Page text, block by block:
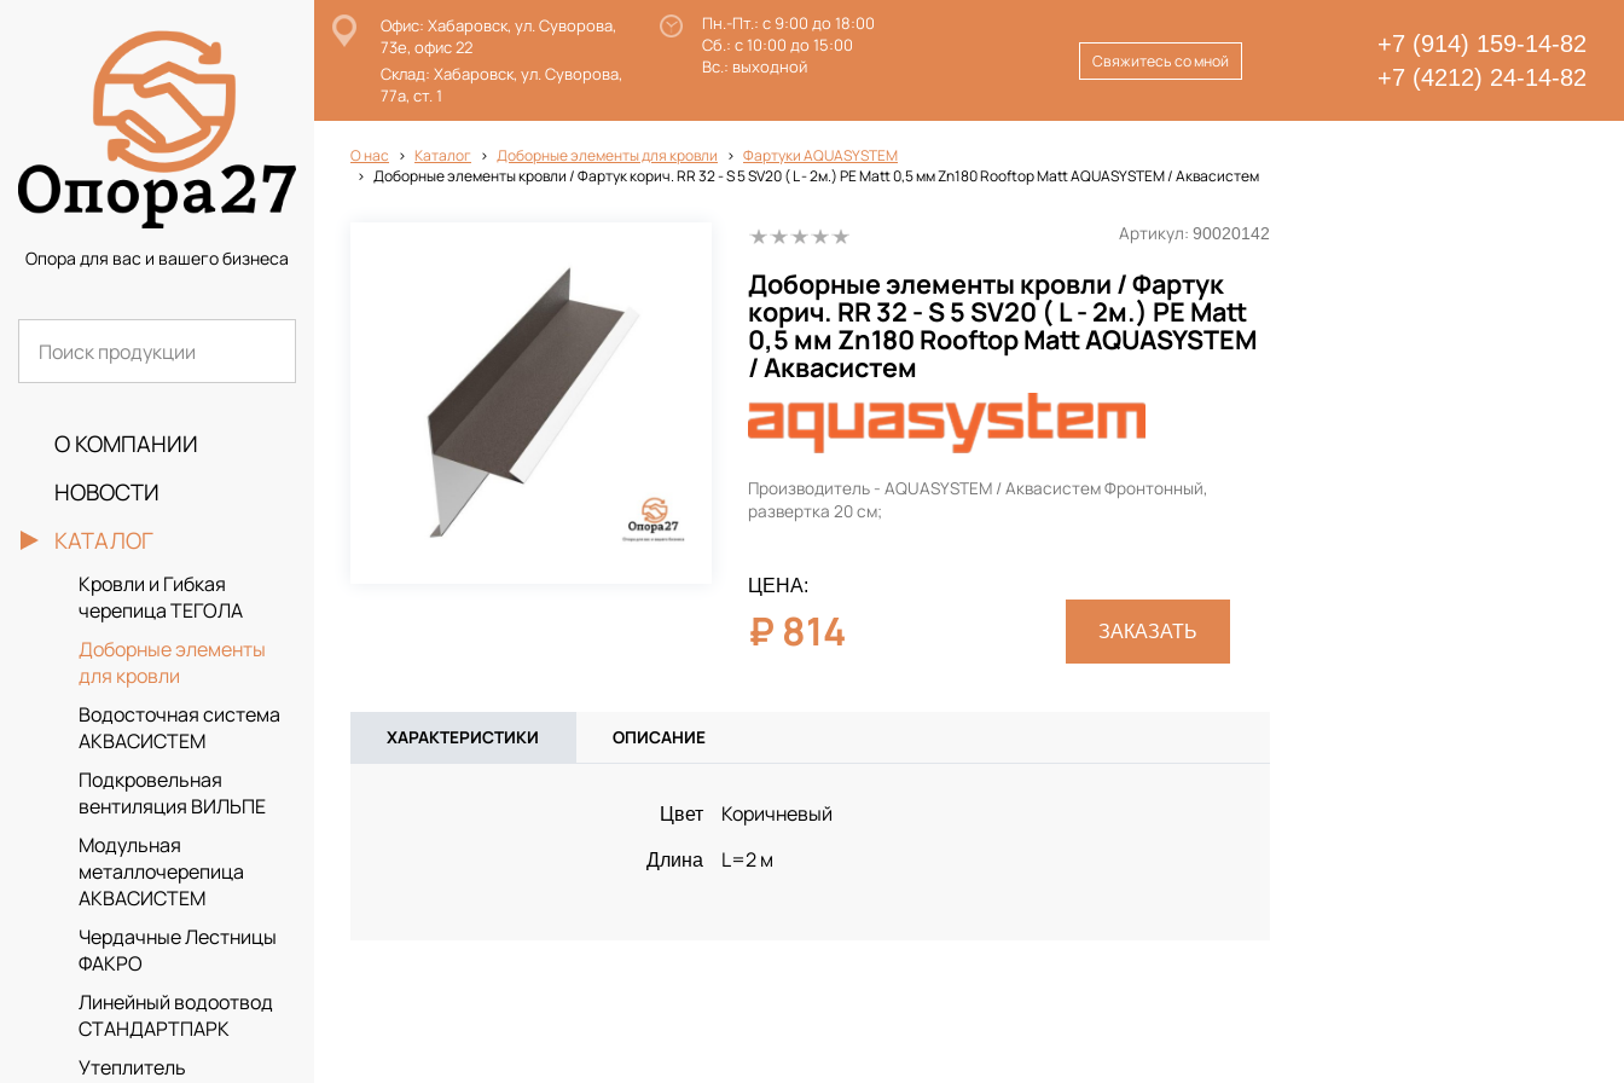
Опора для вас и вашего бизнеса
О КОМПАНИИ
НОВОСТИ
КАТАЛОГ
Кровли и Гибкая
черепица ТЕГОЛА
Доборные элементы
для кровли
Водосточная система
АКВАСИСТЕМ
Подкровельная
вентиляция ВИЛЬПЕ
Модульная
металлочерепица
АКВАСИСТЕМ
Чердачные Лестницы
ФАКРО
Линейный водоотвод
СТАНДАРТПАРК
Утеплитель
Офис: Хабаровск, ул. Суворова,
73е, офис 22
Склад: Хабаровск, ул. Суворова,
77а, ст. 1
Пн.-Пт.: с 9:00 до 18:00
Сб.: с 10:00 до 15:00
Вс.: выходной
+7 (914) 159-14-82
+7 (4212) 24-14-82
Свяжитесь со мной
О нас Каталог Доборные элементы для кровли
Фартуки AQUASYSTEM
Доборные элементы кровли / Фартук корич. RR 32 - S 5 SV20 ( L - 2м.) PE Matt 0,5 мм Zn180 Rooftop Matt AQUASYSTEM / Аквасистем
Артикул: 90020142
Доборные элементы кровли / Фартук
корич. RR 32 - S 5 SV20 ( L - 2м.) PE Matt
0,5 мм Zn180 Rooftop Matt AQUASYSTEM
/ Аквасистем
Производитель - AQUASYSTEM / Аквасистем Фронтонный,
развертка 20 см;
ЦЕНА:
₽ 814 ЗАКАЗАТЬ
ХАРАКТЕРИСТИКИ ОПИСАНИЕ
Цвет Коричневый
Длина L=2 м